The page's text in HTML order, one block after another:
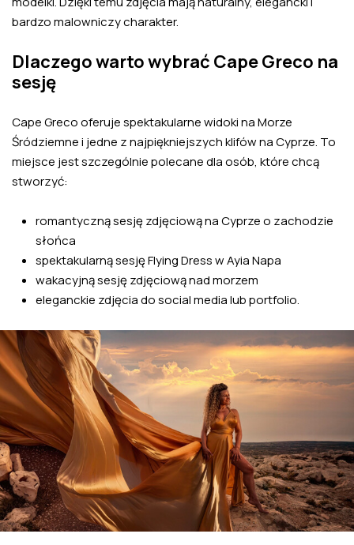
bardzo malowniczy charakter.
Dlaczego warto wybrać Cape Greco na
sesję
Cape Greco oferuje spektakularne widoki na Morze
Śródziemne i jedne z najpiękniejszych klifów na Cyprze. To
miejsce jest szczególnie polecane dla osób, które chcą
stworzyć:
romantyczną sesję zdjęciową na Cyprze o zachodzie
słońca
spektakularną sesję Flying Dress w Ayia Napa
wakacyjną sesję zdjęciową nad morzem
eleganckie zdjęcia do social media lub portfolio.